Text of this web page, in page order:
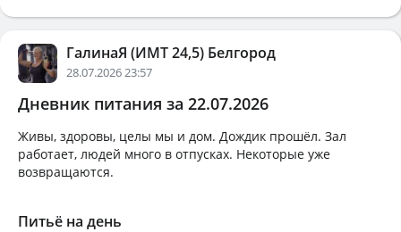
ГалинаЯ (ИМТ 24,5) Белгород
28.07.2026 23:57
Дневник питания за 22.07.2026
Живы, здоровы, целы мы и дом. Дождик прошёл. Зал
работает, людей много в отпусках. Некоторые уже
возвращаются.
Питьё на день